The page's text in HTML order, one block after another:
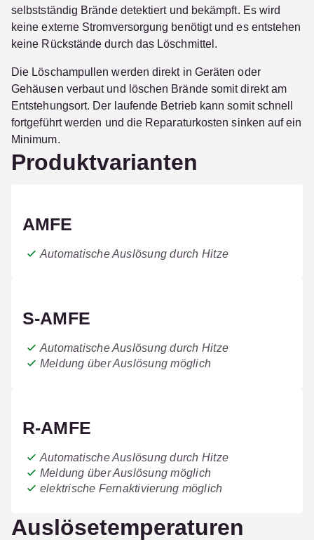
selbstständig Brände detektiert und bekämpft. Es wird
keine externe Stromversorgung benötigt und es entstehen
keine Rückstände durch das Löschmittel.
Die Löschampullen werden direkt in Geräten oder
Gehäusen verbaut und löschen Brände somit direkt am
Entstehungsort. Der laufende Betrieb kann somit schnell
fortgeführt werden und die Reparaturkosten sinken auf ein
Minimum.
Produktvarianten
AMFE
Automatische Auslösung durch Hitze
S-AMFE
Automatische Auslösung durch Hitze
Meldung über Auslösung möglich
R-AMFE
Automatische Auslösung durch Hitze
Meldung über Auslösung möglich
elektrische Fernaktivierung möglich
Auslösetemperaturen